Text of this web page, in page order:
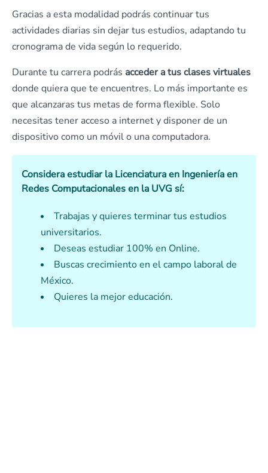
Gracias a esta modalidad podrás continuar tus
actividades diarias sin dejar tus estudios, adaptando tu
cronograma de vida según lo requerido.
Durante tu carrera podrás acceder a tus clases virtuales
donde quiera que te encuentres. Lo más importante es
que alcanzaras tus metas de forma flexible. Solo
necesitas tener acceso a internet y disponer de un
dispositivo como un móvil o una computadora.
Considera estudiarla Licenciatura en Ingeniería en
Redes Computacionalesen la UVG sí:
Trabajas y quieres terminar tus estudios
universitarios.
Deseas estudiar 100% en Online.
Buscas crecimiento en el campo laboral de
México.
Quieres la mejor educación.